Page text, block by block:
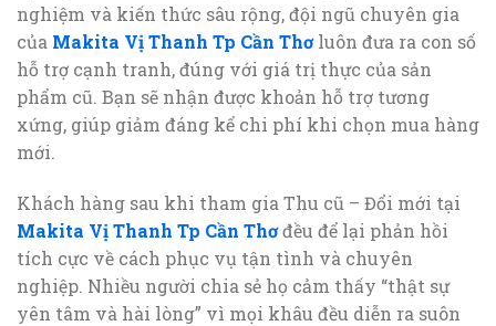
nghiệm và kiến thức sâu rộng, đội ngũ chuyên gia
của Makita Vị Thanh Tp Cần Thơluôn đưa ra con số
hỗ trợ cạnh tranh, đúng với giá trị thực của sản
phẩm cũ. Bạn sẽ nhận được khoản hỗ trợ tương
xứng, giúp giảm đáng kể chi phí khi chọn mua hàng
mới.
Khách hàng sau khi tham gia Thu cũ – Đổi mới tại
Makita Vị Thanh Tp Cần Thơđều để lại phản hồi
tích cực về cách phục vụ tận tình và chuyên
nghiệp. Nhiều người chia sẻ họ cảm thấy “thật sự
yên tâm và hài lòng” vì mọi khâu đều diễn ra suôn